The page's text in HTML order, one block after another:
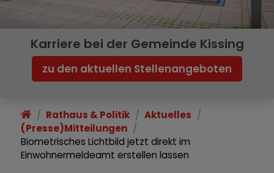
Karriere bei der Gemeinde Kissing
zu den aktuellen Stellenangeboten
Rathaus & Politik
Aktuelles
(Presse)Mitteilungen
Biometrisches Lichtbild jetzt direkt im
Einwohnermeldeamt erstellen lassen